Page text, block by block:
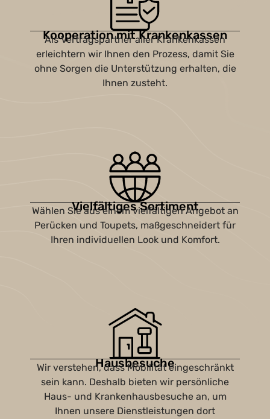
Kooperation mit Krankenkassen
Als Vertragspartner aller Krankenkassen
erleichtern wir Ihnen den Prozess, damit Sie
ohne Sorgen die Unterstützung erhalten, die
Ihnen zusteht.
Vielfältiges Sortiment
Wählen Sie aus einem vielfältigen Angebot an
Perücken und Toupets, maßgeschneidert für
Ihren individuellen Look und Komfort.
Hausbesuche
Wir verstehen, dass Mobilität eingeschränkt
sein kann. Deshalb bieten wir persönliche
Haus- und Krankenhausbesuche an, um
Ihnen unsere Dienstleistungen dort